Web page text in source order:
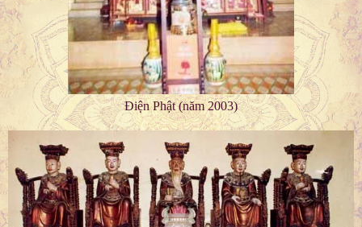
Điện Phật (năm 2003)